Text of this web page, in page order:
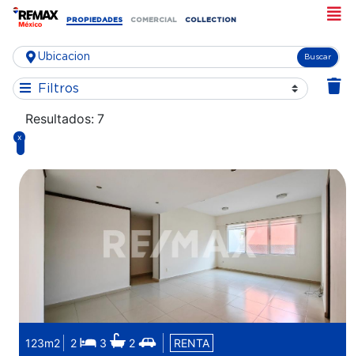
PROPIEDADES COMERCIAL COLLECTION
Buscar
Filtros
Resultados: 7
x
123m2 2 3 2 RENTA